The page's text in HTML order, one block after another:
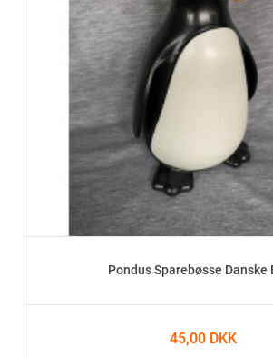
Pondus Sparebøsse Danske
45,00 DKK